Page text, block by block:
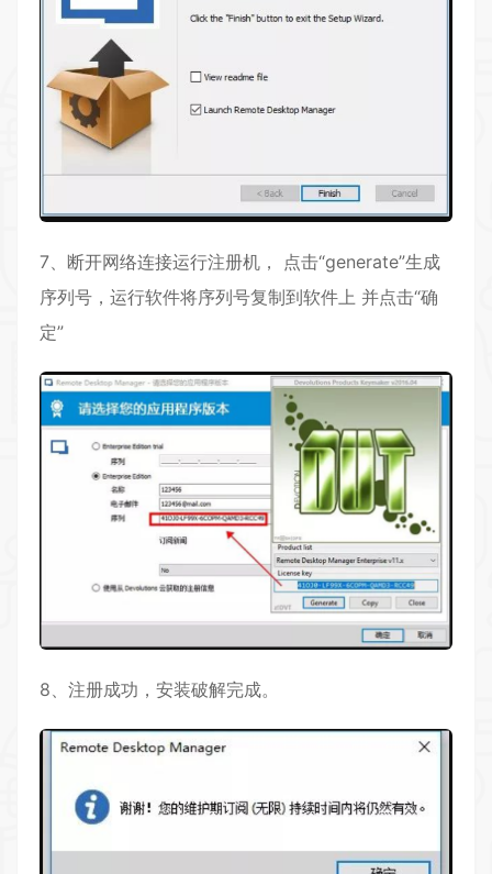
7、断开网络连接运行注册机， 点击“generate”生成
序列号，运行软件将序列号复制到软件上 并点击“确
定”
8、注册成功，安装破解完成。